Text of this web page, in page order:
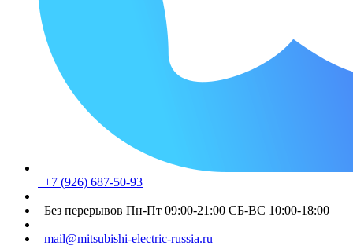
+7 (926) 687-50-93
Без перерывов Пн-Пт 09:00-21:00 СБ-ВС 10:00-18:00
mail@mitsubishi-electric-russia.ru